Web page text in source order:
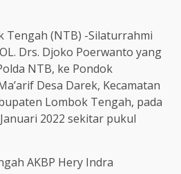
Tengah (NTB) -Silaturrahmi
Drs. Djoko Poerwanto yang
NTB, ke Pondok
Desa Darek, Kecamatan
Lombok Tengah, pada
2022 sekitar pukul
AKBP Hery Indra